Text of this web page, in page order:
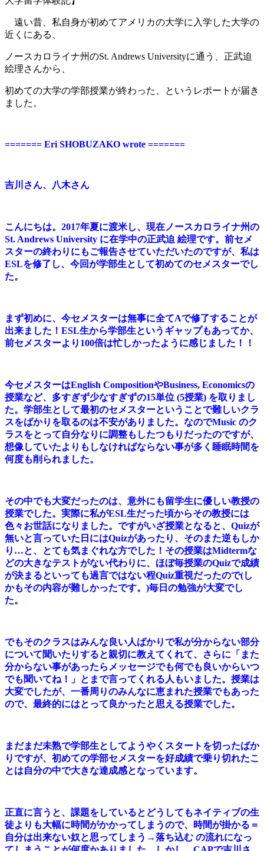
遠い昔、私自身が初めてアメリカの大学に入学した大学の
近くにある、
ノースカロライナ州のSt. Andrews Universityに通う、正武迫
絵理さんから、
初めての大学の学部授業が終わった、
というレポートが届き
ました。
======= Eri SHOBUZAKO wrote =======
吉川さん、八木さん
こんにちは。2017年夏に渡米し、現在ノースカロライナ州の
St. Andrews University に在学中の正武迫 絵理です。前セメ
スターの終わりにもご報告させていただいたのですが、私は
ESLを修了し、今回が学部生として初めてのセメスターでし
た。
まず初めに、今セメスターは無事に全てAで修了することが
出来ました！ESL生から学部生というギャップもあってか、
前セメスターより100倍は忙しかったように感じました！！
今セメスターはEnglish CompositionやBusiness, Economicsの
授業など、多すぎず少なすぎずの15単位 (5授業) を取りまし
た。学部生として最初のセメスターということで難しいクラ
スをばかりを取るのは不安がありました。なのでMusic のク
ラスをとって自分なりに調整もしたつもりだったのですが、
想像していたよりもしなければならない事が多く睡眠時間を
何度も削られました。
その中でも大変だったのは、意外にも留学生に優しい教授の
授業でした。実際に私がESL生だった頃からその教授には
色々お世話になりました。ですがいざ授業となると、Quizが
無いと言っていた日にはQuizがあったり、そのまた逆もしか
り…と、とても気まぐれな方でした！その授業はMidtermな
どの大きなテストがない代わりに、ほぼ毎授業のQuizで成績
が決まるといっても過言ではない程Quiz重視だったので(し
かもその内容が難しかったです。)毎日の勉強が大変でし
た。
でもそのクラスはみんな良い人ばかりで私が分からない部分
について聞いたりすると親切に教えてくれて、さらに「また
分からない事があったらメッセージでも何でも良いからいつ
でも聞いてね！」とまで言ってくれる人もいました。授業は
大変でしたが、一番周りのみんなに恵まれた授業でもあった
ので、最終的にはとって良かったと思える授業でした。
まだまだ未熟で学部生としてようやくスタートを切ったばか
りですが、初めての学部セメスターを好成績で乗り切れたこ
とは自分の中で大きな達成感となっています。
正直に言うと、課題をしているとどうしてもネイティブの生
徒よりも大幅に時間がかかってしまうので、時間が掛かる＝
自分は出来ない奴と思ってしまう→落ち込む の流れになっ